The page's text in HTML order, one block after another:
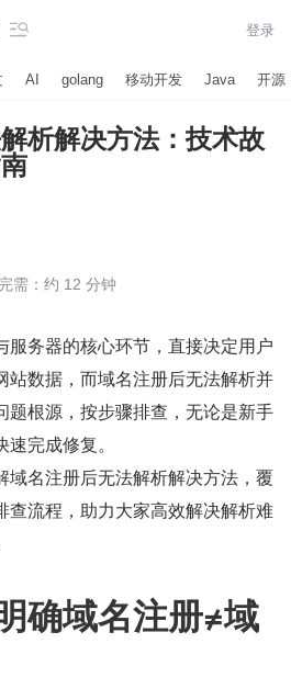
 登录
AI golang 移动开发 Java 开源
析解决方法：技术故
需：约 12 分钟
服务器的核心环节，直接决定用户
站数据，而域名注册后无法解析并
题根源，按步骤排查，无论是新手
完成修复。
域名注册后无法解析解决方法，覆
查流程，助力大家高效解决解析难
确域名注册≠域